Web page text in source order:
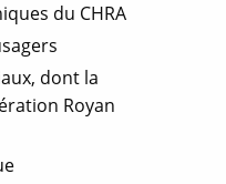
du CHRA
dont la
Royan